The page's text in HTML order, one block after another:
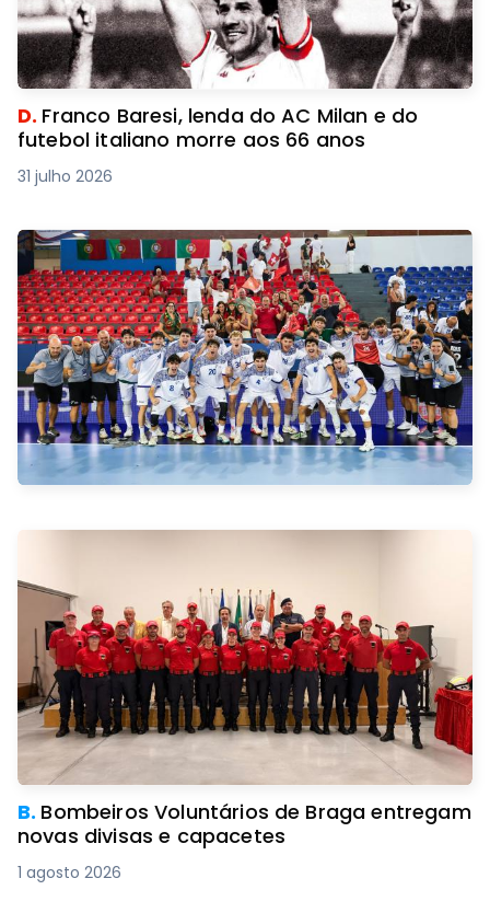
D. Franco Baresi, lenda do AC Milan e do
futebol italiano morre aos 66 anos
31 julho 2026
B. Bombeiros Voluntários de Braga entregam
novas divisas e capacetes
1 agosto 2026